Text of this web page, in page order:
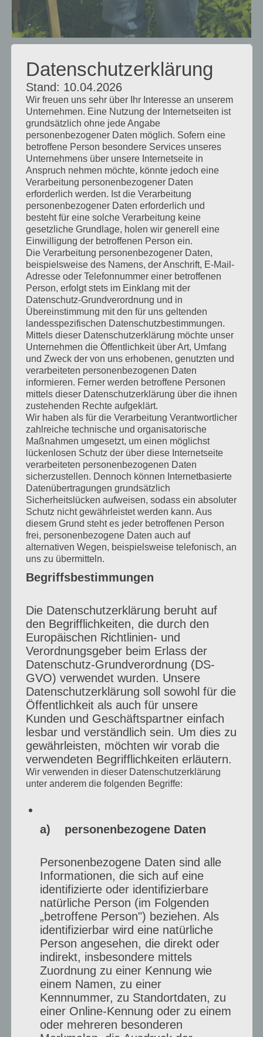
Blockaden & Umgang
damit
Gibt es etwas, das dich regelmäßig
blockiert und wie gehst du damit um?
Ich kaufe mir ein Bastelflugzeug und baue
es zusammen, das wird so langweilig mit
der Zeit, das ich wieder malen will und
kann.
Lernen durch Kunst
Was hat dich die Kunst über dich selbst
gelehrt?
Nicht aufgeben, das habe ich allerdings
vom Radsport gelernt.
Ex Radprofi.
Datenschutzerklärung
Stand: 10.04.2026
Wir freuen uns sehr über Ihr Interesse an unserem
Unternehmen. Eine Nutzung der Internetseiten ist
grundsätzlich ohne jede Angabe
personenbezogener Daten möglich. Sofern eine
betroffene Person besondere Services unseres
Unternehmens über unsere Internetseite in
Anspruch nehmen möchte, könnte jedoch eine
Verarbeitung personenbezogener Daten
erforderlich werden. Ist die Verarbeitung
personenbezogener Daten erforderlich und
besteht für eine solche Verarbeitung keine
gesetzliche Grundlage, holen wir generell eine
Einwilligung der betroffenen Person ein.
Die Verarbeitung personenbezogener Daten,
beispielsweise des Namens, der Anschrift, E-Mail-
Adresse oder Telefonnummer einer betroffenen
Person, erfolgt stets im Einklang mit der
Datenschutz-Grundverordnung und in
Übereinstimmung mit den für uns geltenden
landesspezifischen Datenschutzbestimmungen.
Mittels dieser Datenschutzerklärung möchte unser
Unternehmen die Öffentlichkeit über Art, Umfang
und Zweck der von uns erhobenen, genutzten und
verarbeiteten personenbezogenen Daten
informieren. Ferner werden betroffene Personen
mittels dieser Datenschutzerklärung über die ihnen
zustehenden Rechte aufgeklärt.
Wir haben als für die Verarbeitung Verantwortlicher
zahlreiche technische und organisatorische
Maßnahmen umgesetzt, um einen möglichst
lückenlosen Schutz der über diese Internetseite
verarbeiteten personenbezogenen Daten
sicherzustellen. Dennoch können Internetbasierte
Datenübertragungen grundsätzlich
Sicherheitslücken aufweisen, sodass ein absoluter
Schutz nicht gewährleistet werden kann. Aus
diesem Grund steht es jeder betroffenen Person
frei, personenbezogene Daten auch auf
alternativen Wegen, beispielsweise telefonisch, an
uns zu übermitteln.
Begriffsbestimmungen
Die Datenschutzerklärung beruht auf
den Begrifflichkeiten, die durch den
Europäischen Richtlinien- und
Verordnungsgeber beim Erlass der
Datenschutz-Grundverordnung (DS-
GVO) verwendet wurden. Unsere
Datenschutzerklärung soll sowohl für die
Öffentlichkeit als auch für unsere
Kunden und Geschäftspartner einfach
lesbar und verständlich sein. Um dies zu
gewährleisten, möchten wir vorab die
verwendeten Begrifflichkeiten erläutern.
Wir verwenden in dieser Datenschutzerklärung
unter anderem die folgenden Begriffe:
a) personenbezogene Daten
Personenbezogene Daten sind alle
Informationen, die sich auf eine
identifizierte oder identifizierbare
natürliche Person (im Folgenden
„betroffene Person") beziehen. Als
identifizierbar wird eine natürliche
Person angesehen, die direkt oder
indirekt, insbesondere mittels
Zuordnung zu einer Kennung wie
einem Namen, zu einer
Kennnummer, zu Standortdaten, zu
einer Online-Kennung oder zu einem
oder mehreren besonderen